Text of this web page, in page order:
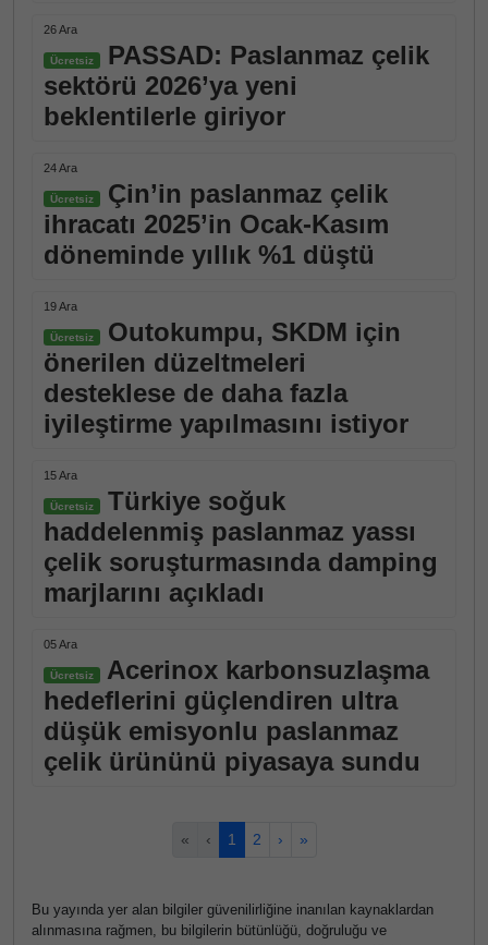
26 Ara
Ücretsiz
PASSAD: Paslanmaz çelik
sektörü 2026’ya yeni
beklentilerle giriyor
24 Ara
Ücretsiz
Çin’in paslanmaz çelik
ihracatı 2025’in Ocak-Kasım
döneminde yıllık %1 düştü
19 Ara
Ücretsiz
Outokumpu, SKDM için
önerilen düzeltmeleri
desteklese de daha fazla
iyileştirme yapılmasını istiyor
15 Ara
Ücretsiz
Türkiye soğuk
haddelenmiş paslanmaz yassı
çelik soruşturmasında damping
marjlarını açıkladı
05 Ara
Ücretsiz
Acerinox karbonsuzlaşma
hedeflerini güçlendiren ultra
düşük emisyonlu paslanmaz
çelik ürününü piyasaya sundu
« ‹ 1 2 › »
Bu yayında yer alan bilgiler güvenilirliğine inanılan kaynaklardan
alınmasına rağmen, bu bilgilerin bütünlüğü, doğruluğu ve